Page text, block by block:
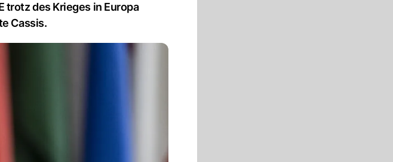
trotz des Krieges in Europa
Cassis.